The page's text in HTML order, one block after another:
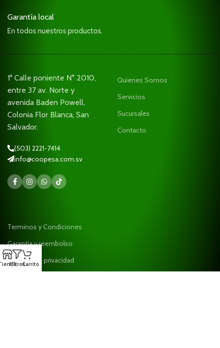
Garantía local
En todos nuestros productos.
1ª Calle poniente N° 2010,
entre 37 av. Norte y
avenida Baden Powell,
Colonia Flor Blanca, San
Salvador.
(503) 2221-7414
info@coopesa.com.sv
Quienes Somos
Servicios
Sucursales
Contacto
Terminos y Condiciones
Garantía y reembolso
Políticas de privacidad
FiltrosCarrito